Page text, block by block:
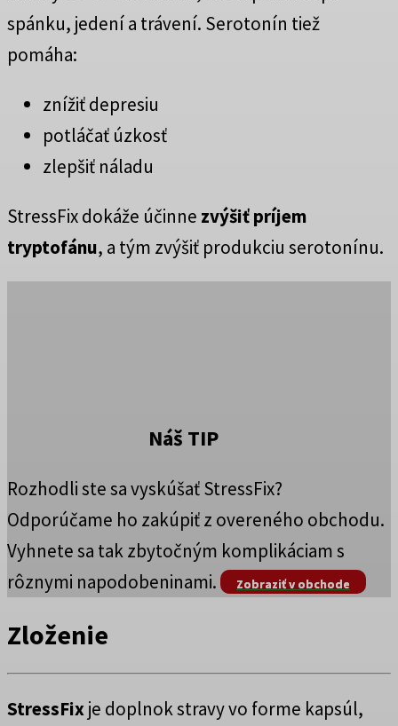
spánku, jedení a trávení. Serotonín tiež
pomáha:
znížiť depresiu
potláčať úzkosť
zlepšiť náladu
StressFix dokáže účinne zvýšiť príjem
tryptofánu, a tým zvýšiť produkciu serotonínu.
Náš TIP
Rozhodli ste sa vyskúšať StressFix?
Odporúčame ho zakúpiť z overeného obchodu.
Vyhnete sa tak zbytočným komplikáciam s
rôznymi napodobeninami.
Zobraziť v obchode
Zloženie
StressFixje doplnok stravy vo forme kapsúl,